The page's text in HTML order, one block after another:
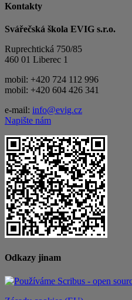
Kontakty
Svářečská škola EVIG s.r.o.
Ruprechtická 750/85
460 01 Liberec 1
mobil: +420 724 112 996
mobil: +420 604 426 341
e-mail: info@evig.cz
Napište nám
Odkazy jinam